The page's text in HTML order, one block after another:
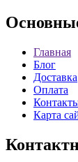
Главная
Блог
Доставка
Оплата
Карта